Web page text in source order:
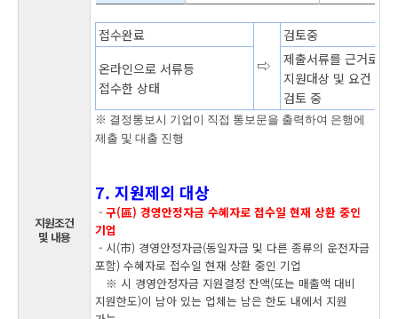
지원조건
및 내용
접수완료
⇨
검토중
온라인으로 서류등
접수한 상태
제출서류를 근거로
지원대상 및 요건
검토 중
※ 결정통보시 기업이 직접 통보문을 출력하여 은행에
제출 및 대출 진행
7. 지원제외 대상
-구(區) 경영안정자금 수혜자로 접수일 현재 상환 중인
기업
- 시(市) 경영안정자금(동일자금 및 다른 종류의 운전자금
포함) 수혜자로 접수일 현재 상환 중인 기업
※ 시 경영안정자금 지원결정 잔액(또는 매출액 대비
지원한도)이 남아 있는 업체는 남은 한도 내에서 지원